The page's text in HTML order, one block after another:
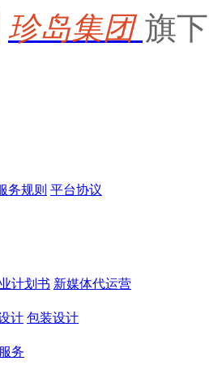
珍岛集团 旗
务规则 平台协议
计划书 新媒体代运营
计 包装设计
务